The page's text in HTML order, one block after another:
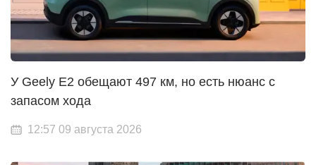
У Geely E2 обещают 497 км, но есть нюанс с
запасом хода
12:57 09 августа 2026